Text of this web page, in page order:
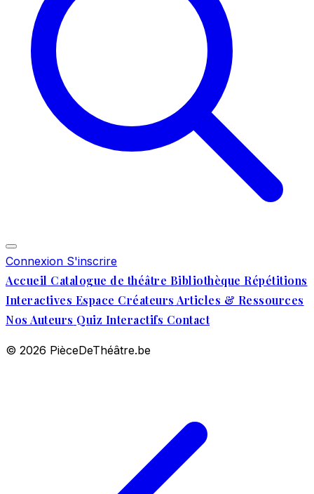
Connexion S'inscrire
Accueil Catalogue de théâtre Bibliothèque Répétitions
Interactives Espace Créateurs Articles & Ressources
Nos Auteurs Quiz Interactifs Contact
© 2026 PièceDeThéâtre.be